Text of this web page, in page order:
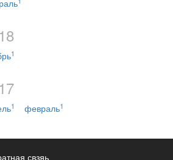
1
1 февраль1
свзяь